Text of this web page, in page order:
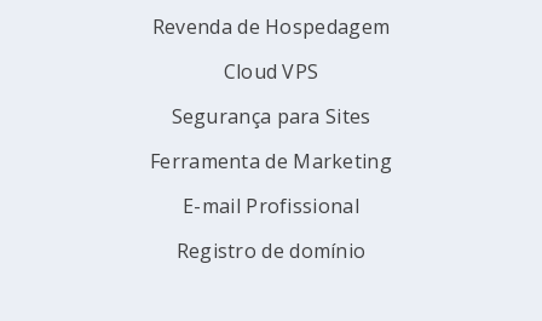
Revenda de Hospedagem
Cloud VPS
Segurança para Sites
Ferramenta de Marketing
E-mail Profissional
Registro de domínio